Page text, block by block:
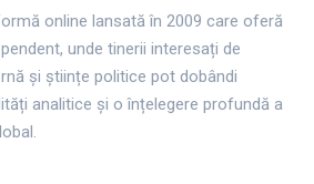
online lansată în 2009 care oferă
unde tinerii interesați de
și științe politice pot dobândi
analitice și o înțelegere profundă a